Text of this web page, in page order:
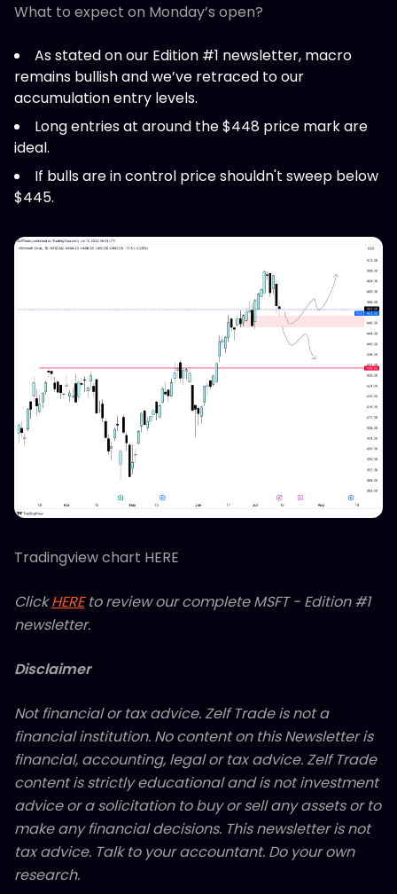
What to expect on Monday’s open?
As stated on our Edition #1 newsletter, macro
remains bullish and we’ve retraced to our
accumulation entry levels.
Long entries at around the $448 price mark are
ideal.
If bulls are in control price shouldn't sweep below
$445.
Tradingview chart HERE
Click HERE to review our complete MSFT - Edition #1
newsletter.
Disclaimer
Not financial or tax advice. Zelf Trade is not a
financial institution. No content on this Newsletter is
financial, accounting, legal or tax advice. Zelf Trade
content is strictly educational and is not investment
advice or a solicitation to buy or sell any assets or to
make any financial decisions. This newsletter is not
tax advice. Talk to your accountant. Do your own
research.